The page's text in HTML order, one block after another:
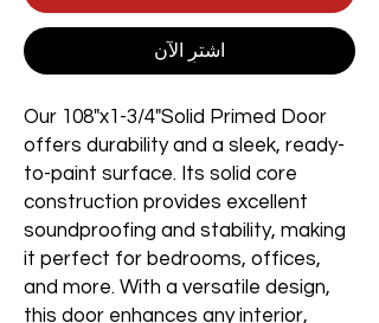
اشترِ الآن
Our 108"x1-3/4"Solid Primed Door
offers durability and a sleek, ready-
to-paint surface. Its solid core
construction provides excellent
soundproofing and stability, making
it perfect for bedrooms, offices,
and more. With a versatile design,
this door enhances any interior,